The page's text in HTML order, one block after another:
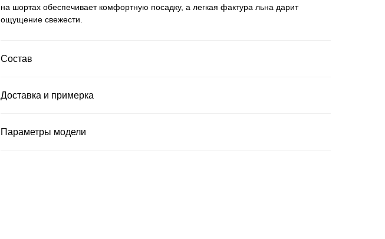
на шортах обеспечивает комфортную посадку, а легкая фактура льна дарит
ощущение свежести.
Состав
Доставка и примерка
Параметры модели